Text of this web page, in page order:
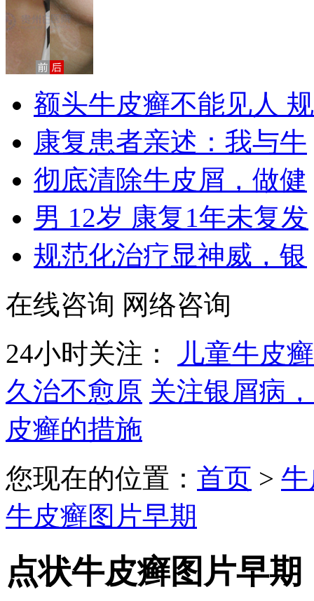
额头牛皮癣不能见人 规
康复患者亲述：我与牛
彻底清除牛皮屑，做健
男 12岁 康复1年未复发
规范化治疗显神威，银
在线咨询 网络咨询
24小时关注：
儿童牛皮
久治不愈原 关注银屑病
皮癣的措施
您现在的位置： 首页 >
牛皮癣图片早期
点状牛皮癣图片早期